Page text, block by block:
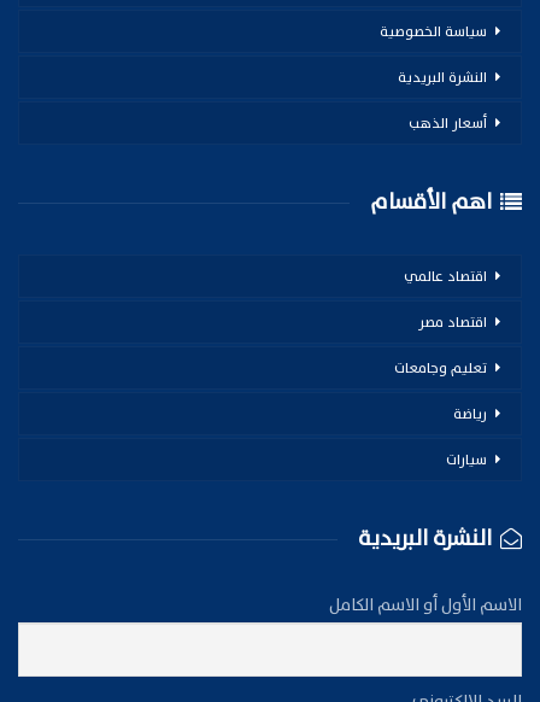
سياسة الخصوصية
النشرة البريدية
أسعار الذهب
اهم الأقسام
اقتصاد عالمي
اقتصاد مصر
تعليم وجامعات
رياضة
سيارات
النشرة البريدية
الاسم الأول أو الاسم الكامل